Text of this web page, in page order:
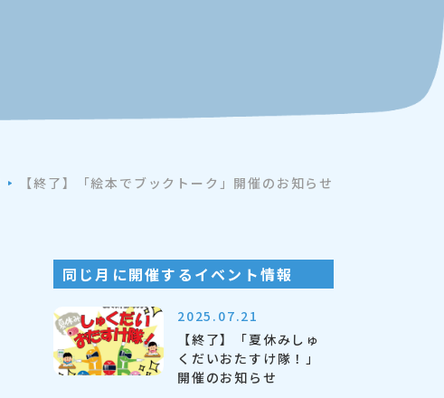
【終了】「絵本でブックトーク」開催のお知らせ
同じ月に開催するイベント情報
2025.07.21
【終了】「夏休みしゅ
くだいおたすけ隊！」
開催のお知らせ